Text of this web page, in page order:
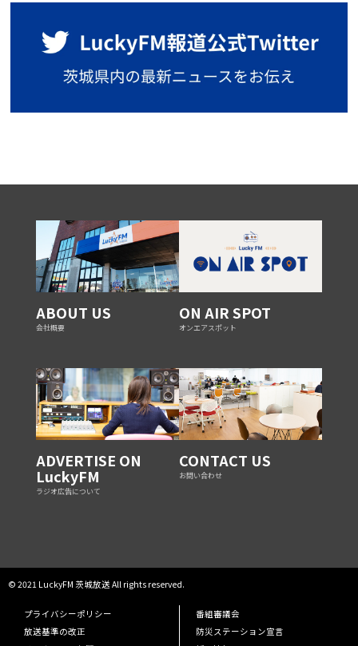
ABOUT US
会社概要
ON AIR SPOT
オンエアスポット
ADVERTISE ON
LuckyFM
ラジオ広告について
CONTACT US
お問い合わせ
© 2021 LuckyFM 茨城放送 All rights reserved.
プライバシーポリシー
番組審議会
放送基準の改正
防災ステーション宣言